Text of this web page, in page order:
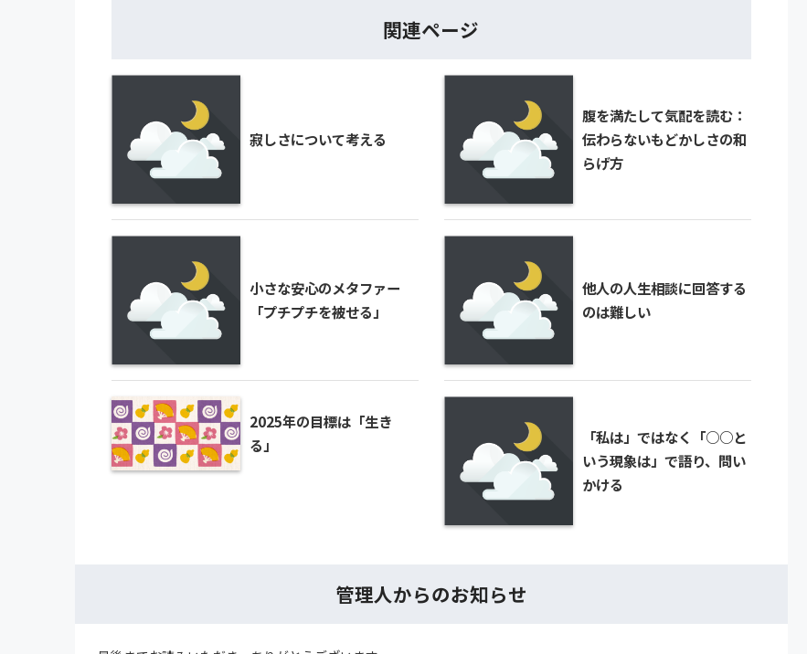
関連ページ
寂しさについて考える
腹を満たして気配を読む：
伝わらないもどかしさの和
らげ方
小さな安心のメタファー
「プチプチを被せる」
他人の人生相談に回答する
のは難しい
2025年の目標は「生き
る」
「私は」ではなく「○○と
いう現象は」で語り、問い
かける
管理人からのお知らせ